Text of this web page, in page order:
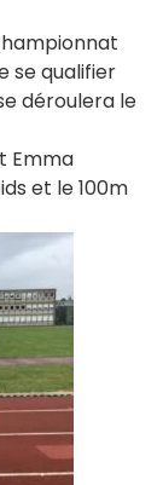
se qualifier
déroulera le
Emma
et le 100m